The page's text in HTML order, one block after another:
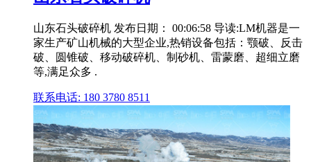
山东石头破碎机 发布日期： 00:06:58 导读:LM机器是一
家生产矿山机械的大型企业,热销设备包括：颚破、反击
破、圆锥破、移动破碎机、制砂机、雷蒙磨、超细立磨
等,满足众多 .
联系电话: 180 3780 8511